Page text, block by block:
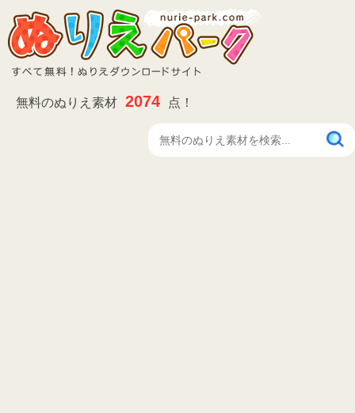
無料のぬりえ素材 2074 点！